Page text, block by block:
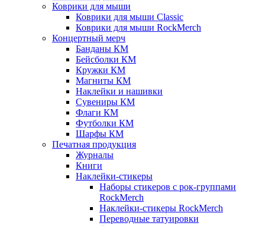
Коврики для мыши
Коврики для мыши Classic
Коврики для мыши RockMerch
Концертный мерч
Банданы КМ
Бейсболки КМ
Кружки КМ
Магниты КМ
Наклейки и нашивки
Сувениры КМ
Флаги КМ
Футболки КМ
Шарфы КМ
Печатная продукция
Журналы
Книги
Наклейки-стикеры
Наборы стикеров с рок-группами
RockMerch
Наклейки-стикеры RockMerch
Переводные татуировки